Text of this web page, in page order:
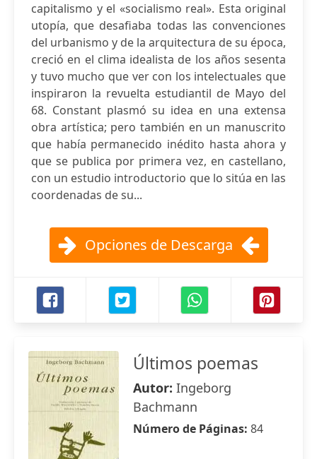
capitalismo y el «socialismo real». Esta original
utopía, que desafiaba todas las convenciones
del urbanismo y de la arquitectura de su época,
creció en el clima idealista de los años sesenta
y tuvo mucho que ver con los intelectuales que
inspiraron la revuelta estudiantil de Mayo del
68. Constant plasmó su idea en una extensa
obra artística; pero también en un manuscrito
que había permanecido inédito hasta ahora y
que se publica por primera vez, en castellano,
con un estudio introductorio que lo sitúa en las
coordenadas de su...
Opciones de Descarga
Últimos poemas
Autor: Ingeborg
Bachmann
Número de Páginas: 84